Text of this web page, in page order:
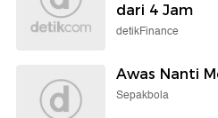
dari 4 Jam
detikFinance
Awas Nanti
Sepakbola